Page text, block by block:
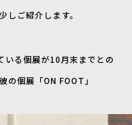
しご紹介します。
る個展が10月末までとの
の個展「ON FOOT」